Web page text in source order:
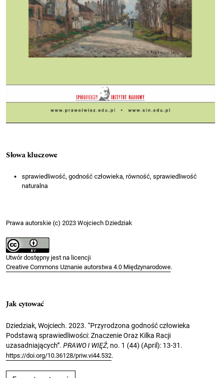
Słowa kluczowe
sprawiedliwość, godność człowieka, równość, sprawiedliwość
naturalna
Prawa autorskie (c) 2023 Wojciech Dziedziak
Utwór dostępny jest na licencji
Creative Commons Uznanie autorstwa 4.0 Międzynarodowe.
Jak cytować
Dziedziak, Wojciech. 2023. “Przyrodzona godność człowieka
Podstawą sprawiedliwości: Znaczenie Oraz Kilka Racji
uzasadniających”. PRAWO I WIĘŹ, no. 1 (44) (April): 13-31.
https://doi.org/10.36128/priw.vi44.532.